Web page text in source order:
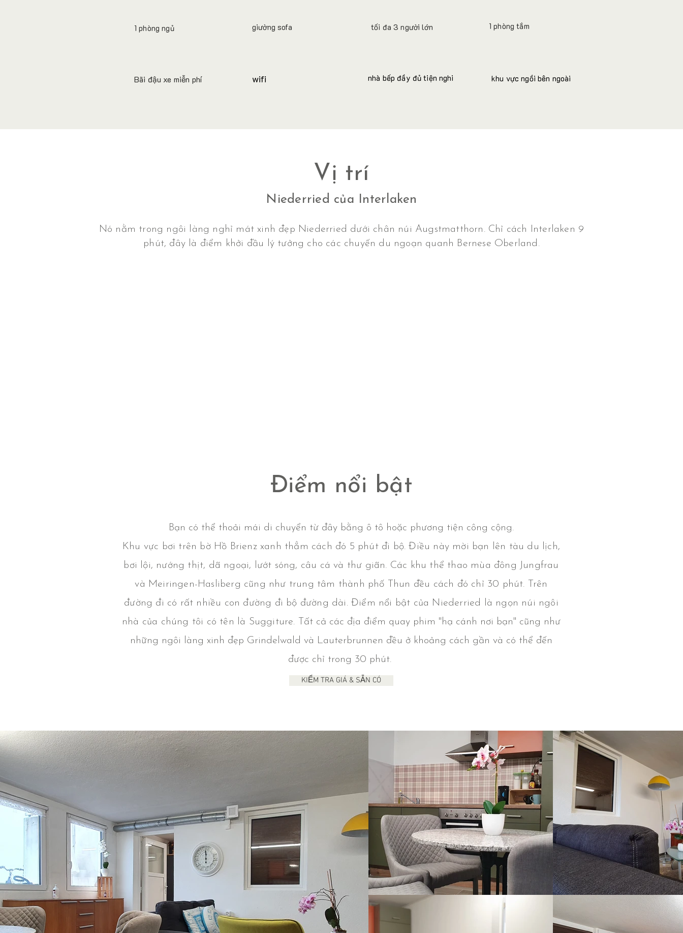
1 phòng ngủ giường sofa tối đa 3 người lớn 1 phòng tắm
Bãi đậu xe miễn phí wifi nhà bếp đầy đủ tiện nghi khu vực ngồi bên ngoài
Vị trí
Niederried của Interlaken
Nó nằm trong ngôi làng nghỉ mát xinh đẹp Niederried dưới chân núi Augstmatthorn. Chỉ cách Interlaken 9
phút, đây là điểm khởi đầu lý tưởng cho các chuyến du ngoạn quanh Bernese Oberland.
Điểm nổi bật
Bạn có thể thoải mái di chuyển từ đây bằng ô tô hoặc phương tiện công cộng.
Khu vực bơi trên bờ Hồ Brienz xanh thẳm cách đó 5 phút đi bộ. Điều này mời bạn lên tàu du lịch,
bơi lội, nướng thịt, dã ngoại, lướt sóng, câu cá và thư giãn. Các khu thể thao mùa đông Jungfrau
và Meiringen-Hasliberg cũng như trung tâm thành phố Thun đều cách đó chỉ 30 phút. Trên
đường đi có rất nhiều con đường đi bộ đường dài. Điểm nổi bật của Niederried là ngọn núi ngôi
nhà của chúng tôi có tên là Suggiture. Tất cả các địa điểm quay phim "hạ cánh nơi bạn" cũng như
những ngôi làng xinh đẹp Grindelwald và Lauterbrunnen đều ở khoảng cách gần và có thể đến
được chỉ trong 30 phút.
KIỂM TRA GIÁ & SẴN CÓ